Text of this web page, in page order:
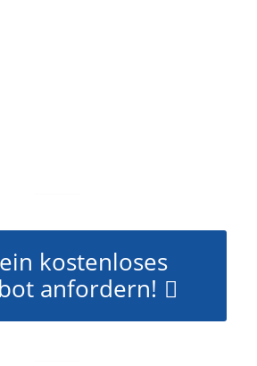
kostenloses
anfordern!